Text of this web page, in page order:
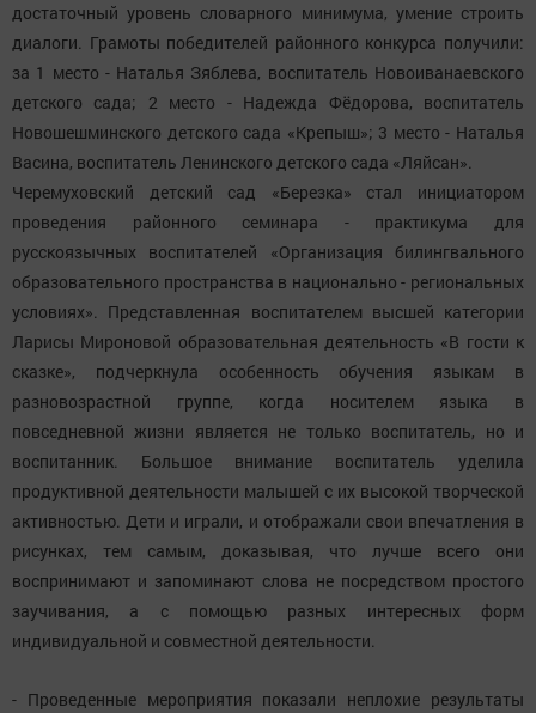
достаточный уровень словарного минимума, умение строить
диалоги. Грамоты победителей районного конкурса получили:
за 1 место - Наталья Зяблева, воспитатель Новоиванаевского
детского сада; 2 место - Надежда Фёдорова, воспитатель
Новошешминского детского сада «Крепыш»; 3 место - Наталья
Васина, воспитатель Ленинского детского сада «Ляйсан».
Черемуховский детский сад «Березка» стал инициатором
проведения районного семинара - практикума для
русскоязычных воспитателей «Организация билингвального
образовательного пространства в национально - региональных
условиях». Представленная воспитателем высшей категории
Ларисы Мироновой образовательная деятельность «В гости к
сказке», подчеркнула особенность обучения языкам в
разновозрастной группе, когда носителем языка в
повседневной жизни является не только воспитатель, но и
воспитанник. Большое внимание воспитатель уделила
продуктивной деятельности малышей с их высокой творческой
активностью. Дети и играли, и отображали свои впечатления в
рисунках, тем самым, доказывая, что лучше всего они
воспринимают и запоминают слова не посредством простого
заучивания, а с помощью разных интересных форм
индивидуальной и совместной деятельности.
- Проведенные мероприятия показали неплохие результаты